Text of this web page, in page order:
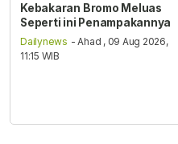
Kebakaran Bromo Meluas
Seperti ini Penampakannya
Dailynews - Ahad , 09 Aug 2026,
11:15 WIB